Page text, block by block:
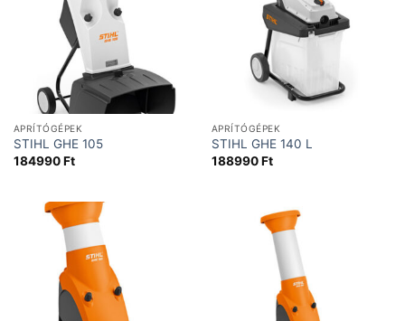
APRÍTÓGÉPEK
STIHL GHE 105
184990Ft
APRÍTÓGÉPEK
STIHL GHE 140 L
188990Ft